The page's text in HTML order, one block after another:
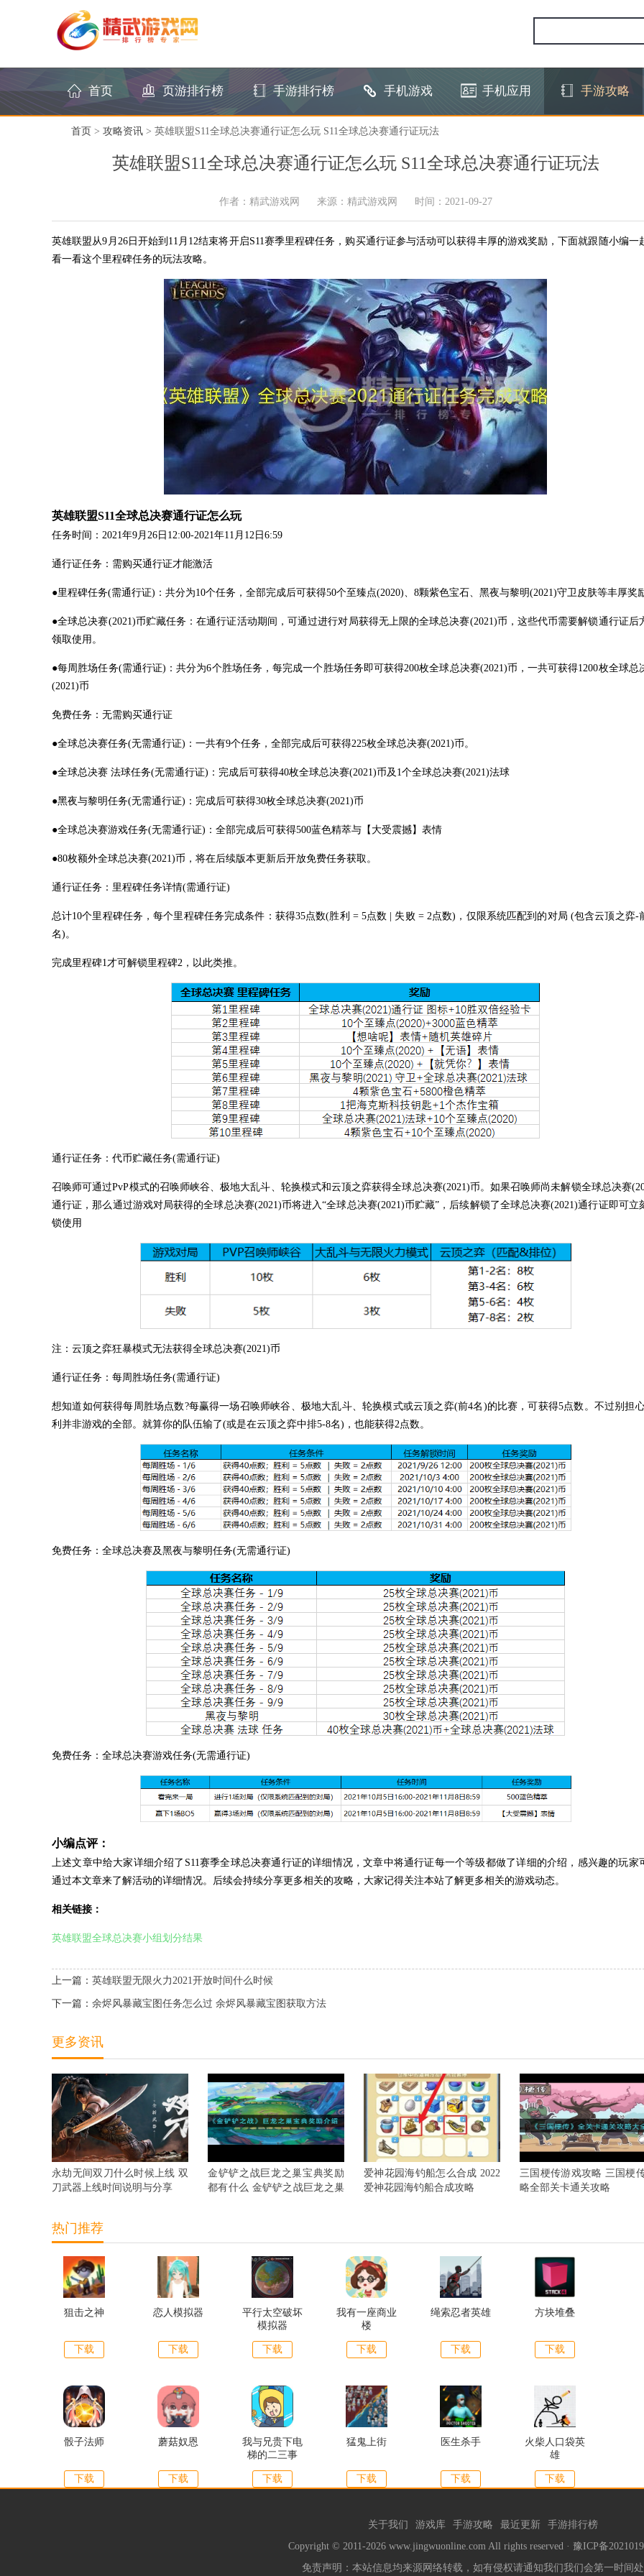
首页 页游排行榜 手游排行榜 手机游戏 手机应用 手游攻略
首页 > 攻略资讯 > 英雄联盟S11全球总决赛通行证怎么玩 S11全球总决赛通行证玩法
英雄联盟S11全球总决赛通行证怎么玩 S11全球总决赛通行证玩法
作者：精武游戏网 来源：精武游戏网 时间：2021-09-27
英雄联盟从9月26日开始到11月12结束将开启S11赛季里程碑任务，购买通行证参与活动可以获得丰厚的游戏奖励，下面就跟随小编一
看一看这个里程碑任务的玩法攻略。
英雄联盟S11全球总决赛通行证怎么玩
任务时间：2021年9月26日12:00-2021年11月12日6:59
通行证任务：需购买通行证才能激活
●里程碑任务(需通行证)：共分为10个任务，全部完成后可获得50个至臻点(2020)、8颗紫色宝石、黑夜与黎明(2021)守卫皮肤等丰厚奖
●全球总决赛(2021)币贮藏任务：在通行证活动期间，可通过进行对局获得无上限的全球总决赛(2021)币，这些代币需要解锁通行证后
领取使用。
●每周胜场任务(需通行证)：共分为6个胜场任务，每完成一个胜场任务即可获得200枚全球总决赛(2021)币，一共可获得1200枚全球总
(2021)币
免费任务：无需购买通行证
●全球总决赛任务(无需通行证)：一共有9个任务，全部完成后可获得225枚全球总决赛(2021)币。
●全球总决赛 法球任务(无需通行证)：完成后可获得40枚全球总决赛(2021)币及1个全球总决赛(2021)法球
●黑夜与黎明任务(无需通行证)：完成后可获得30枚全球总决赛(2021)币
●全球总决赛游戏任务(无需通行证)：全部完成后可获得500蓝色精萃与【大受震撼】表情
●80枚额外全球总决赛(2021)币，将在后续版本更新后开放免费任务获取。
通行证任务：里程碑任务详情(需通行证)
总计10个里程碑任务，每个里程碑任务完成条件：获得35点数(胜利 = 5点数 | 失败 = 2点数)，仅限系统匹配到的对局 (包含云顶之弈-
名)。
完成里程碑1才可解锁里程碑2，以此类推。
通行证任务：代币贮藏任务(需通行证)
召唤师可通过PvP模式的召唤师峡谷、极地大乱斗、轮换模式和云顶之弈获得全球总决赛(2021)币。如果召唤师尚未解锁全球总决赛
通行证，那么通过游戏对局获得的全球总决赛(2021)币将进入“全球总决赛(2021)币贮藏”，后续解锁了全球总决赛(2021)通行证即可立
锁使用
注：云顶之弈狂暴模式无法获得全球总决赛(2021)币
通行证任务：每周胜场任务(需通行证)
想知道如何获得每周胜场点数?每赢得一场召唤师峡谷、极地大乱斗、轮换模式或云顶之弈(前4名)的比赛，可获得5点数。不过别担
利并非游戏的全部。就算你的队伍输了(或是在云顶之弈中排5-8名)，也能获得2点数。
免费任务：全球总决赛及黑夜与黎明任务(无需通行证)
免费任务：全球总决赛游戏任务(无需通行证)
小编点评：
上述文章中给大家详细介绍了S11赛季全球总决赛通行证的详细情况，文章中将通行证每一个等级都做了详细的介绍，感兴趣的玩家
通过本文章来了解活动的详细情况。后续会持续分享更多相关的攻略，大家记得关注本站了解更多相关的游戏动态。
相关链接：
英雄联盟全球总决赛小组划分结果
上一篇： 英雄联盟无限火力2021开放时间什么时候
下一篇： 余烬风暴藏宝图任务怎么过 余烬风暴藏宝图获取方法
更多资讯
永劫无间双刀什么时候上线 双
刀武器上线时间说明与分享
金铲铲之战巨龙之巢宝典奖励
都有什么 金铲铲之战巨龙之巢
爱神花园海钓船怎么合成 2022
爱神花园海钓船合成攻略
三国梗传游戏攻略 三国梗
略全部关卡通关攻略
热门推荐
狙击之神
下载
恋人模拟器
下载
平行太空破坏
模拟器
下载
我有一座商业
楼
下载
绳索忍者英雄
下载
方块堆叠
下载
骰子法师
下载
蘑菇奴恩
下载
我与兄贵下电
梯的二三事
下载
猛鬼上街
下载
医生杀手
下载
火柴人口袋英
雄
下载
关于我们 游戏库 手游攻略 最近更新
手游排行榜
Copyright © 2011-2026 www.jingwuonline.com All rights reserved · 豫ICP备
免责声明：本站信息均来源网络转载，如有侵权请通知我们我们会第一时间